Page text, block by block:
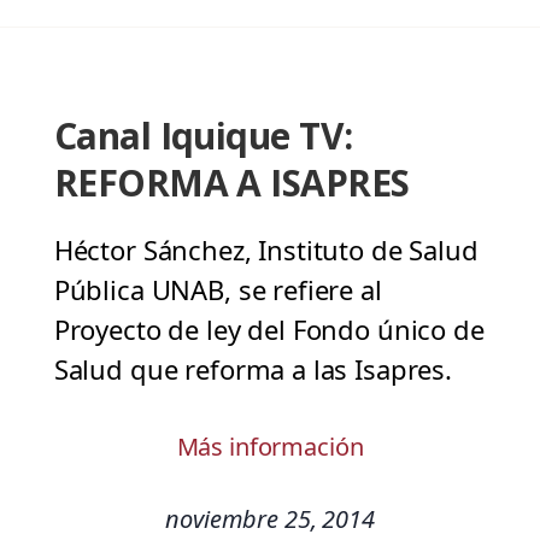
Canal Iquique TV:
REFORMA A ISAPRES
Héctor Sánchez, Instituto de Salud
Pública UNAB, se refiere al
Proyecto de ley del Fondo único de
Salud que reforma a las Isapres.
Más información
noviembre 25, 2014